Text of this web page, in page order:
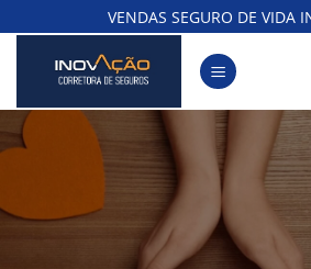
to
content
VENDAS SEGURO DE VIDA